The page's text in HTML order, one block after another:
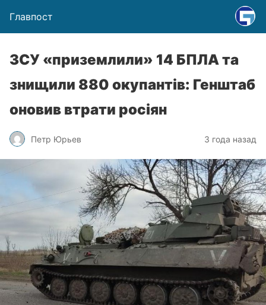
Главпост
ЗСУ «приземлили» 14 БПЛА та
знищили 880 окупантів: Генштаб
оновив втрати росіян
Петр Юрьев 3 года назад